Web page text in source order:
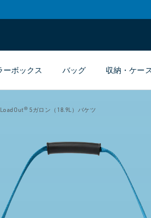
ーボックス バッグ 収納・ケー
LoadOut® 5ガロン（18.9L）バケツ